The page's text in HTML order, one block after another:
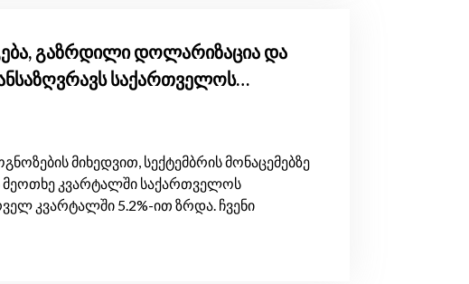
გაზრდილი დოლარიზაცია და
საქართველოს
მიხედვით, სექტემბრის მონაცემებზე
კვარტალში საქართველოს
კვარტალში 5.2%-ით ზრდა. ჩვენი